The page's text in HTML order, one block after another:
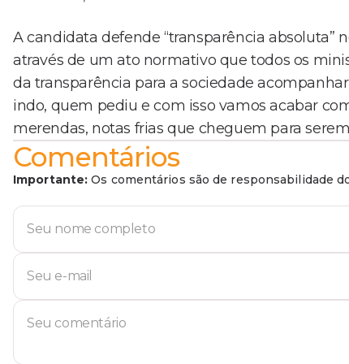
A candidata defende “transparência absoluta”
através de um ato normativo que todos os
da transparência para a sociedade
indo, quem pediu e com isso vamos acabar
merendas, notas frias que cheguem para
Comentários
Importante: Os comentários são de responsabilidade